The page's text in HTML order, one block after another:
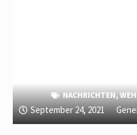
NACHRICHTEN,
September 24, 2021